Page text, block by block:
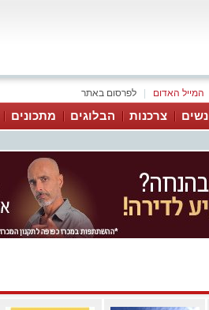
לפרסום באתר המייל האדום
נשים צרכנות הבלוגים מתכונים